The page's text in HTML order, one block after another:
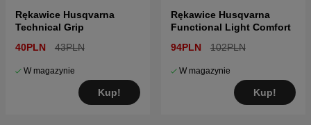
Rękawice Husqvarna
Technical Grip
40PLN
43PLN
W magazynie
Kup!
Rękawice Husqvarna
Functional Light Comfort
94PLN
102PLN
W magazynie
Kup!